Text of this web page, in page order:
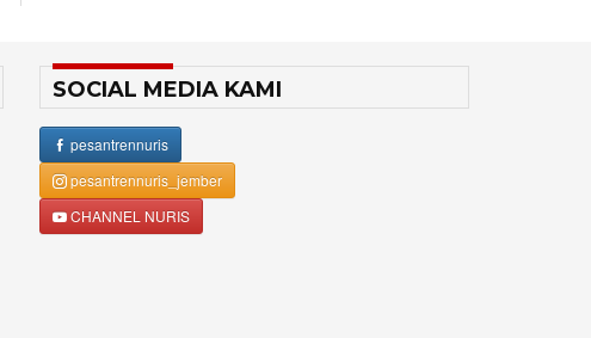
SOCIAL MEDIA KAMI
pesantrennuris
pesantrennuris_jember
CHANNEL NURIS